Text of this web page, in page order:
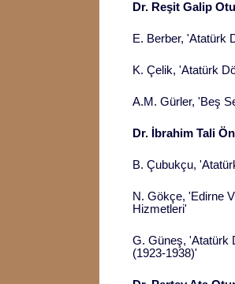
Dr. Reşit Galip
E. Berber, 'Atatürk
K. Çelik, 'Atatürk
A.M. Gürler, 'Beş
Dr. İbrahim Tali
B. Çubukçu,
N. Gökçe, 'Edirne
Hizmetleri'
G. Güneş, 'Atatürk
(1923-1938)'